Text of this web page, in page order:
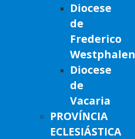
Diocese
de
Frederico
Westphalen
Diocese
de
Vacaria
PROVÍNCIA
ECLESIÁSTICA